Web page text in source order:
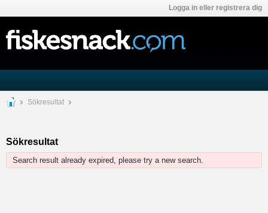
Logga in eller registrera dig
Sökresultat
Sökresultat
Search result already expired, please try a new search.